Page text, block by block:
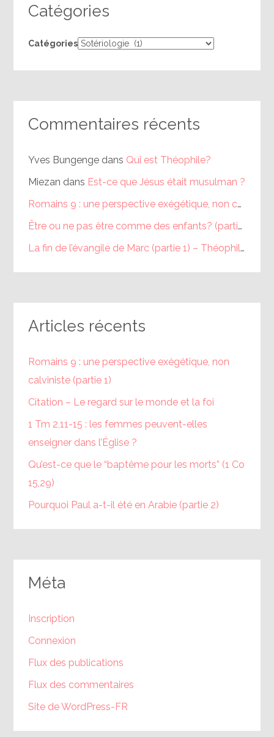
Catégories
Catégories
Commentaires récents
Yves Bungengedans Qui est Théophile?
Miezan dans Est-ce que Jésus était musulman ?
Romains 9 : une perspective exégétique, non calviniste (partie 1) – Théophile
Être ou ne pas être comme des enfants? (partie 1) – Théophile
La fin de l’évangile de Marc (partie 1) – Théophile
Articles récents
Romains 9 : une perspective exégétique, non
calviniste (partie 1)
Citation – Le regard sur le monde et la foi
1 Tm 2,11-15 : les femmes peuvent-elles
enseigner dans l’Église ?
Qu’est-ce que le “baptême pour les morts” (1 Co
15,29)
Pourquoi Paul a-t-il été en Arabie (partie 2)
Méta
Inscription
Connexion
Flux des publications
Flux des commentaires
Site de WordPress-FR